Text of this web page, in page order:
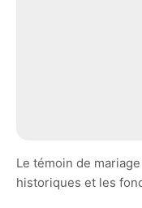
Le témoin de
historiques et les